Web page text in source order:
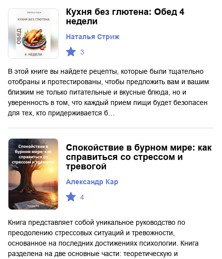
Кухня без глютена: Обед 4
недели
Наталья Стриж
3
В этой книге вы найдете рецепты, которые были тщательно
отобраны и протестированы, чтобы предложить вам и вашим
близким не только питательные и вкусные блюда, но и
уверенность в том, что каждый прием пищи будет безопасен
для тех, кто придерживается б…
Спокойствие в бурном мире: как
справиться со стрессом и
тревогой
Александр Кар
4
Книга представляет собой уникальное руководство по
преодолению стрессовых ситуаций и тревожности,
основанное на последних достижениях психологии. Книга
разделена на две основные части: теоретическую и